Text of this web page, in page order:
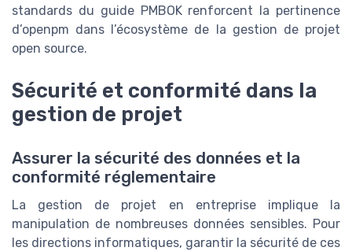
standards du guide PMBOK renforcent la pertinence
d’openpm dans l’écosystème de la gestion de projet
open source.
Sécurité et conformité dans la
gestion de projet
Assurer la sécurité des données et la
conformité réglementaire
La gestion de projet en entreprise implique la
manipulation de nombreuses données sensibles. Pour
les directions informatiques, garantir la sécurité de ces